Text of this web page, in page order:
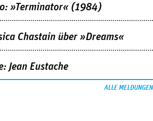
»Terminator« (1984)
Chastain über »Dreams«
Jean Eustache
ALLE MELDUNGEN